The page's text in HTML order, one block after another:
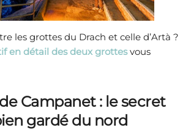
les grottes du Drach et celle d’Artà ?
en détail des deux grottesvous
Campanet : le secret
gardé du nord